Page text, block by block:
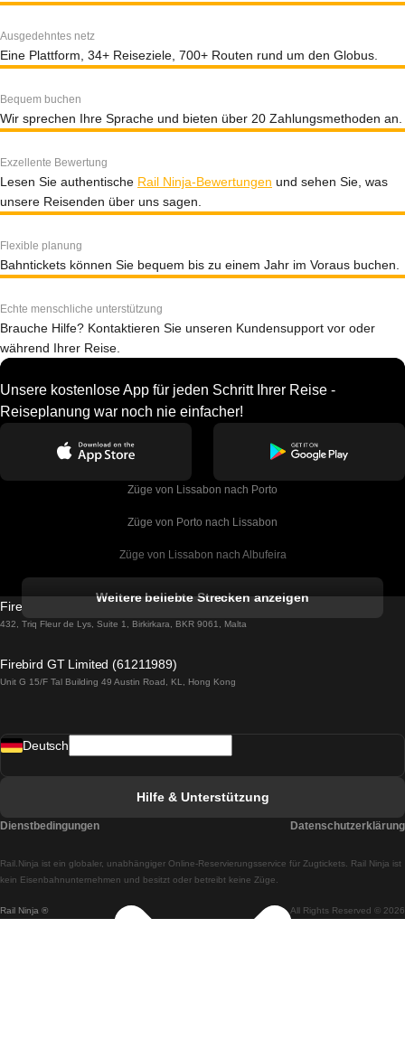
Ausgedehntes netz
Eine Plattform, 34+ Reiseziele, 700+ Routen rund um den Globus.
Bequem buchen
Wir sprechen Ihre Sprache und bieten über 20 Zahlungsmethoden an.
Exzellente Bewertung
Lesen Sie authentische Rail Ninja-Bewertungen und sehen Sie, was
unsere Reisenden über uns sagen.
Flexible planung
Bahntickets können Sie bequem bis zu einem Jahr im Voraus buchen.
Echte menschliche unterstützung
Brauche Hilfe? Kontaktieren Sie unseren Kundensupport vor oder
während Ihrer Reise.
Unsere kostenlose App für jeden Schritt Ihrer Reise -
Reiseplanung war noch nie einfacher!
Züge von Lissabon nach Porto
Züge von Porto nach Lissabon
Züge von Lissabon nach Albufeira
Züge von Lissabon nach Lagos
Züge von Lissabon nach Madrid
Züge von Lissabon nach Braga
Züge von Braga nach Lissabon
Weitere beliebte Strecken anzeigen
Firebird GT Limited (OC 1451)
432, Triq Fleur de Lys, Suite 1, Birkirkara, BKR 9061, Malta
Firebird GT Limited (61211989)
Unit G 15/F Tal Building 49 Austin Road, KL, Hong Kong
Rail Ninja ® All Rights Reserved © 2026
Rail.Ninja ist ein globaler, unabhängiger Online-Reservierungsservice für Zugtickets. Rail Ninja ist
kein Eisenbahnunternehmen und besitzt oder betreibt keine Züge.
Deutsch
Hilfe & Unterstützung
Dienstbedingungen Datenschutzerklärung